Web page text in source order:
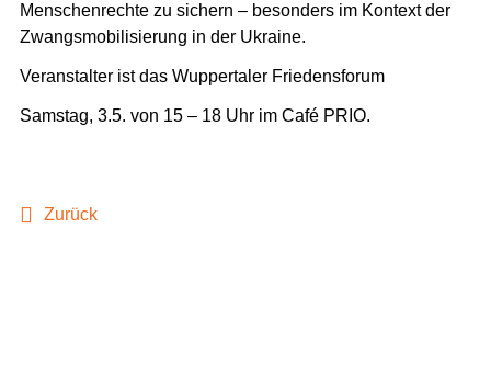
Menschenrechte zu sichern – besonders im Kontext der
Zwangsmobilisierung in der Ukraine.
Veranstalter ist das Wuppertaler Friedensforum
Samstag, 3.5. von 15 – 18 Uhr im Café PRIO.
Zurück